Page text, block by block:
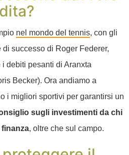
nel mondo del tennis, con gli
successo di Roger Federer,
debiti pesanti di Aranxta
Becker). Ora andiamo a
i migliori sportivi per garantirsi un
sugli investimenti da chi
, oltre che sul campo.